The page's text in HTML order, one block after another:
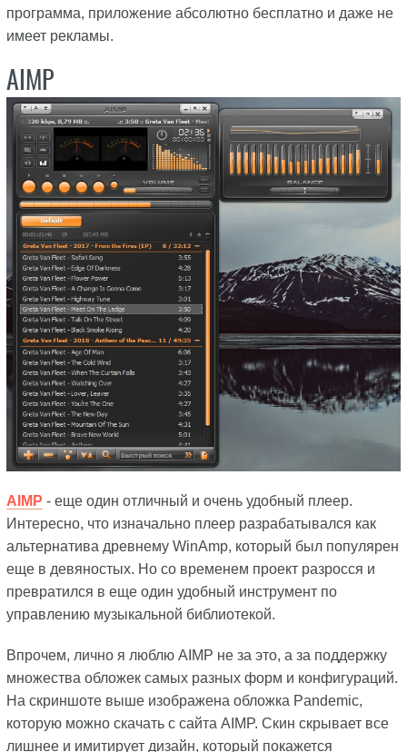
программа, приложение абсолютно бесплатно и даже не
имеет рекламы.
AIMP
AIMP - еще один отличный и очень удобный плеер.
Интересно, что изначально плеер разрабатывался как
альтернатива древнему WinAmp, который был популярен
еще в девяностых. Но со временем проект разросся и
превратился в еще один удобный инструмент по
управлению музыкальной библиотекой.
Впрочем, лично я люблю AIMP не за это, а за поддержку
множества обложек самых разных форм и конфигураций.
На скриншоте выше изображена обложка Pandemic,
которую можно скачать с сайта AIMP. Скин скрывает все
лишнее и имитирует дизайн, который покажется